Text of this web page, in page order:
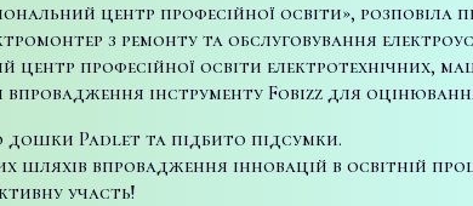
центр професійної освіти», розповіла
з ремонту та обслуговування
центр професійної освіти електротехнічних,
впровадження інструменту Fobizz для
дошки Padlet та підбито підсумки.
впровадження інновацій в освітній
участь!